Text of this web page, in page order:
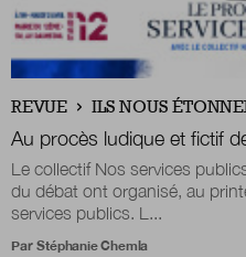
REVUE ILS NOUS
Au procès ludique et fictif
Le collectif Nos services
du débat ont organisé, au
services publics. L...
Par Stéphanie Chemla